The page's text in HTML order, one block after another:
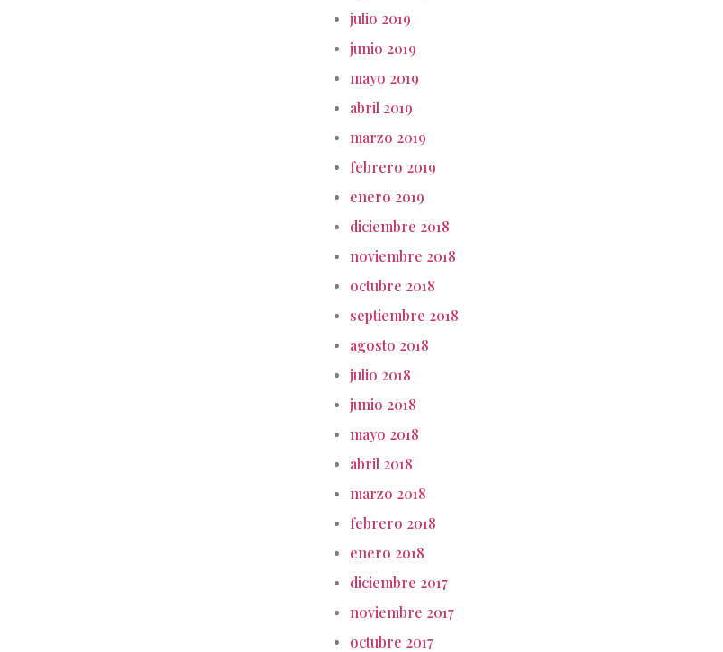
julio 2019
junio 2019
mayo 2019
abril 2019
marzo 2019
febrero 2019
enero 2019
diciembre 2018
noviembre 2018
octubre 2018
septiembre 2018
agosto 2018
julio 2018
junio 2018
mayo 2018
abril 2018
marzo 2018
febrero 2018
enero 2018
diciembre 2017
noviembre 2017
octubre 2017